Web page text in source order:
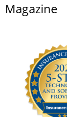
Magazine